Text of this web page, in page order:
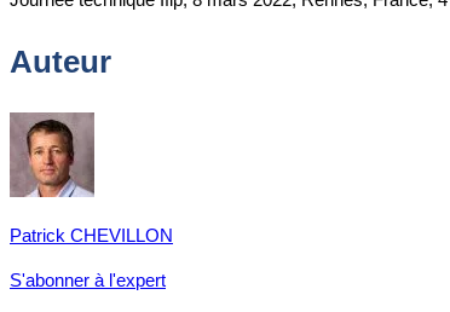
Auteur
Patrick CHEVILLON
S'abonner à l'expert